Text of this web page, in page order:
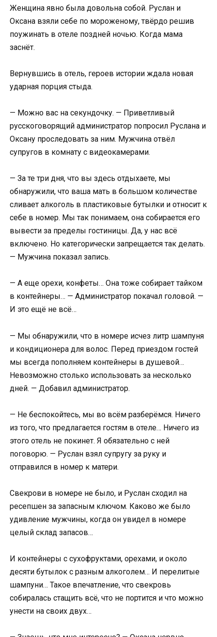
Женщина явно была довольна собой. Руслан и
Оксана взяли себе по мороженому, твёрдо решив
поужинать в отеле поздней ночью. Когда мама
заснёт.
Вернувшись в отель, героев истории ждала новая
ударная порция стыда.
— Можно вас на секундочку. — Приветливый
русскоговорящий администратор попросил Руслана и
Оксану проследовать за ним. Мужчина отвёл
супругов в комнату с видеокамерами.
— За те три дня, что вы здесь отдыхаете, мы
обнаружили, что ваша мать в большом количестве
сливает алкоголь в пластиковые бутылки и относит к
себе в номер. Мы так понимаем, она собирается его
вывести за пределы гостиницы. Да, у нас всё
включено. Но категорически запрещается так делать.
— Мужчина показал запись.
— А еще орехи, конфеты… Она тоже собирает тайком
в контейнеры… — Администратор покачал головой. —
И это ещё не всё…
— Мы обнаружили, что в номере исчез литр шампуня
и кондиционера для волос. Перед приездом гостей
мы всегда пополняем контейнеры в душевой…
Невозможно столько использовать за несколько
дней. — Добавил администратор.
— Не беспокойтесь, мы во всём разберёмся. Ничего
из того, что предлагается гостям в отеле… Ничего из
этого отель не покинет. Я обязательно с ней
поговорю. — Руслан взял супругу за руку и
отправился в номер к матери.
Свекрови в номере не было, и Руслан сходил на
ресепшен за запасным ключом. Каково же было
удивление мужчины, когда он увидел в номере
целый склад запасов…
И контейнеры с сухофруктами, орехами, и около
десяти бутылок с разным алкоголем… И перелитые
шампуни… Такое впечатление, что свекровь
собиралась стащить всё, что не портится и что можно
унести на своих двух…